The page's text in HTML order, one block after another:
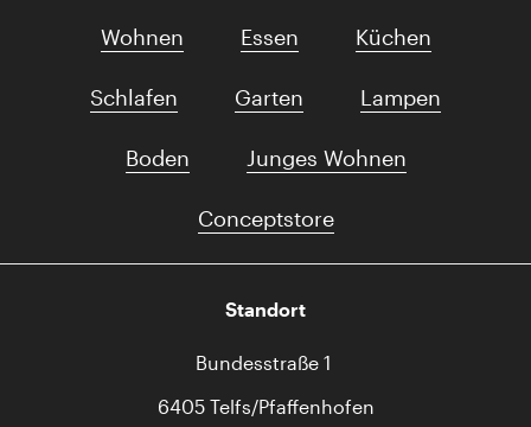
Wohnen Essen Küchen
Schlafen Garten Lampen
Boden Junges Wohnen
Conceptstore
Standort
Bundesstraße 1
6405 Telfs/Pfaffenhofen